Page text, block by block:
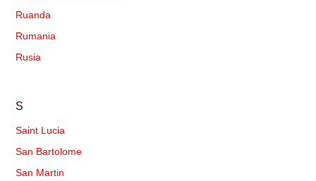
Ruanda
Rumania
Rusia
S
Saint Lucia
San Bartolome
San Martin